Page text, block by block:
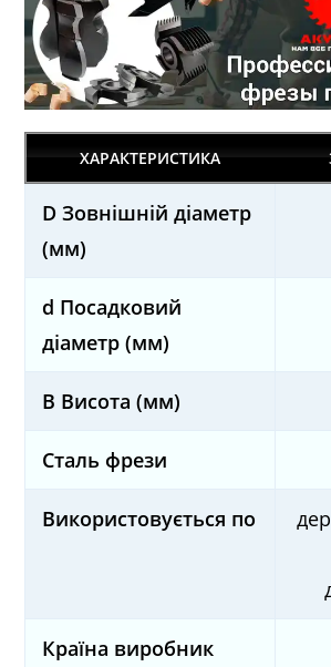
ХАРАКТЕРИСТИКА
D Зовнішній діаметр
(мм)
d Посадковий
діаметр (мм)
B Висота (мм)
Сталь фрези
Використовується по
Країна виробник